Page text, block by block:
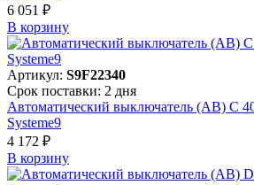
6 051 ₽
В корзинy
Артикул: S9F22340
Срок поставки: 2 дня
Автоматический выключатель (АВ) C
Systeme9
4 172 ₽
В корзинy